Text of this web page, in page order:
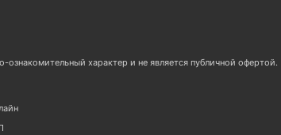
ознакомительный характер и не является публичной офертой.